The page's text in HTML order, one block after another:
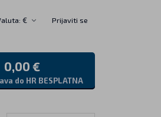
€ Prijaviti se
0,00 €
do HR BESPLATNA